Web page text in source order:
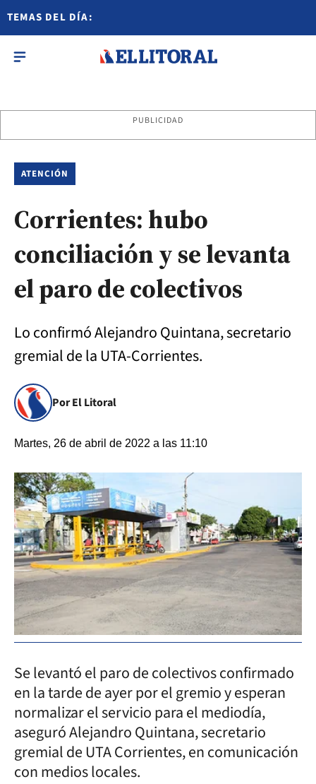
TEMAS DEL DÍA:
PUBLICIDAD
ATENCIÓN
Corrientes: hubo
conciliación y se levanta
el paro de colectivos
Lo confirmó Alejandro Quintana, secretario
gremial de la UTA-Corrientes.
Por El Litoral
Martes, 26 de abril de 2022 a las 11:10
Se levantó el paro de colectivos confirmado
en la tarde de ayer por el gremio y esperan
normalizar el servicio para el mediodía,
aseguró Alejandro Quintana, secretario
gremial de UTA Corrientes, en comunicación
con medios locales.